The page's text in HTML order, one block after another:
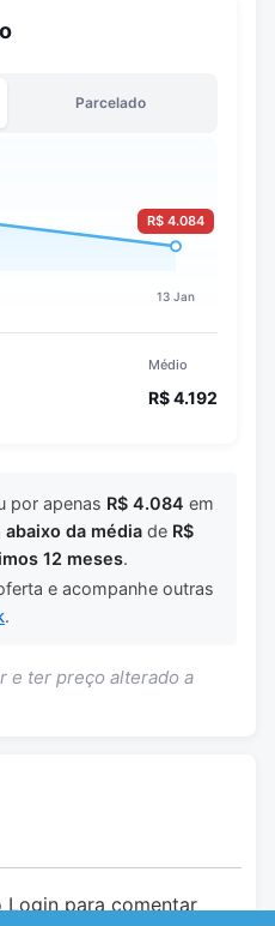
Parcelado
Médio
R$ 4.192
por apenas R$ 4.084 em
abaixo da média de R$
12 meses.
e acompanhe outras
.
e ter preço alterado a
Login para comentar